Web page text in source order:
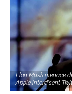
Elon Musk menace
Apple interdisent